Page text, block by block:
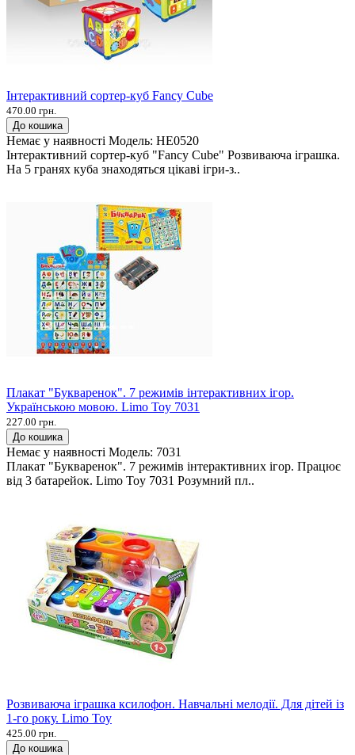
Інтерактивний сортер-куб Fancy Cube
470.00 грн.
До кошика
Немає у наявності Модель: HE0520
Інтерактивний сортер-куб "Fancy Cube" Розвиваюча іграшка.
На 5 гранях куба знаходяться цікаві ігри-з..
Плакат "Букваренок". 7 режимів інтерактивних ігор.
Українською мовою. Limo Toy 7031
227.00 грн.
До кошика
Немає у наявності Модель: 7031
Плакат "Букваренок". 7 режимів інтерактивних ігор. Працює
від 3 батарейок. Limo Toy 7031 Розумний пл..
Розвиваюча іграшка ксилофон. Навчальні мелодії. Для дітей із
1-го року. Limo Toy
425.00 грн.
До кошика